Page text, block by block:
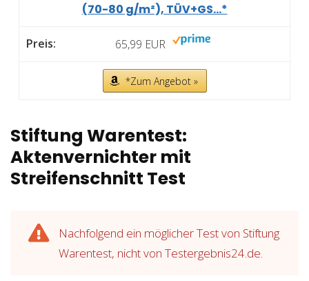
(70-80 g/m²), TÜV+GS...*
65,99 EUR
*Zum Angebot »
Stiftung Warentest:
Aktenvernichter mit
Streifenschnitt Test
Nachfolgend ein möglicher Test von Stiftung
Warentest, nicht von Testergebnis24.de.